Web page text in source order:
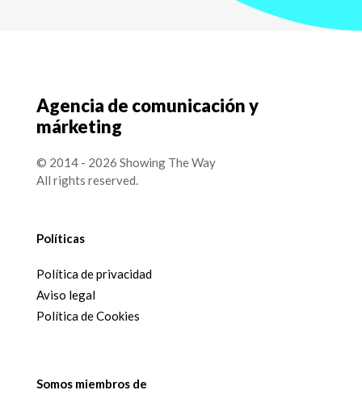
Agencia de comunicación y
márketing
© 2014 - 2026 Showing The Way
All rights reserved.
Políticas
Política de privacidad
Aviso legal
Política de Cookies
Somos miembros de